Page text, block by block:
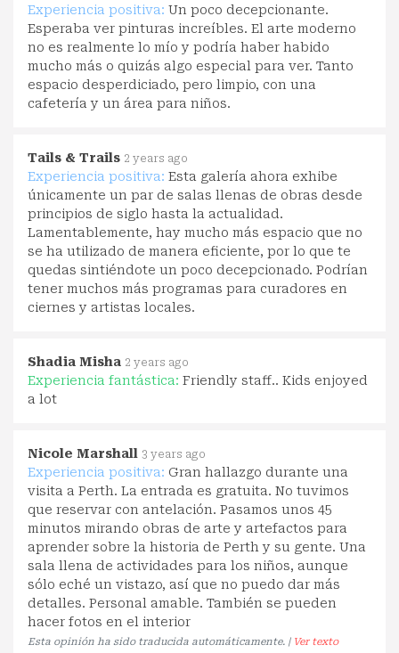
Experiencia positiva: Un poco decepcionante.
Esperaba ver pinturas increíbles. El arte moderno
no es realmente lo mío y podría haber habido
mucho más o quizás algo especial para ver. Tanto
espacio desperdiciado, pero limpio, con una
cafetería y un área para niños.
Tails & Trails 2 years ago
Experiencia positiva: Esta galería ahora exhibe
únicamente un par de salas llenas de obras desde
principios de siglo hasta la actualidad.
Lamentablemente, hay mucho más espacio que no
se ha utilizado de manera eficiente, por lo que te
quedas sintiéndote un poco decepcionado. Podrían
tener muchos más programas para curadores en
ciernes y artistas locales.
Shadia Misha 2 years ago
Experiencia fantástica: Friendly staff.. Kids enjoyed
a lot
Nicole Marshall 3 years ago
Experiencia positiva: Gran hallazgo durante una
visita a Perth. La entrada es gratuita. No tuvimos
que reservar con antelación. Pasamos unos 45
minutos mirando obras de arte y artefactos para
aprender sobre la historia de Perth y su gente. Una
sala llena de actividades para los niños, aunque
sólo eché un vistazo, así que no puedo dar más
detalles. Personal amable. También se pueden
hacer fotos en el interior
Esta opinión ha sido traducida automáticamente. | Ver texto